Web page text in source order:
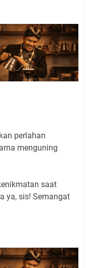
perlahan
menguning
saat
ya, sis! Semangat